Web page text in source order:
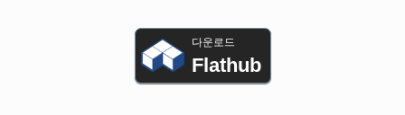
다운로드
Flathub